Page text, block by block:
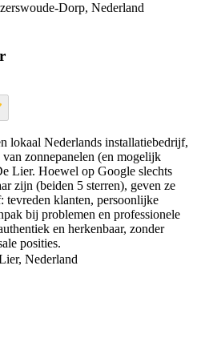
Dorp, Nederland
lokaal Nederlands installatiebedrijf,
van zonnepanelen (en mogelijk
Lier. Hoewel op Google slechts
zijn (beiden 5 sterren), geven ze
tevreden klanten, persoonlijke
bij problemen en professionele
en herkenbaar, zonder
posities.
Nederland